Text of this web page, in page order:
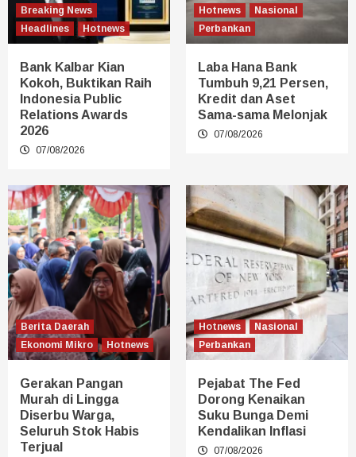
Breaking News
Headlines
Hotnews
Bank Kalbar Kian
Kokoh, Buktikan Raih
Indonesia Public
Relations Awards
2026
07/08/2026
Hotnews
Nasional
Perbankan
Laba Hana Bank
Tumbuh 9,21 Persen,
Kredit dan Aset
Sama-sama Melonjak
07/08/2026
Berita Daerah
Ekonomi Mikro
Hotnews
Gerakan Pangan
Murah di Lingga
Diserbu Warga,
Seluruh Stok Habis
Terjual
Hotnews
Nasional
Perbankan
Pejabat The Fed
Dorong Kenaikan
Suku Bunga Demi
Kendalikan Inflasi
07/08/2026